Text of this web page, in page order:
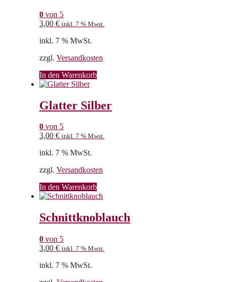
0 von 5
3,00 € inkl. 7 % Mwst.
inkl. 7 % MwSt.
zzgl. Versandkosten
In den Warenkorb
Glatter Silber
0 von 5
3,00 € inkl. 7 % Mwst.
inkl. 7 % MwSt.
zzgl. Versandkosten
In den Warenkorb
Schnittknoblauch
0 von 5
3,00 € inkl. 7 % Mwst.
inkl. 7 % MwSt.